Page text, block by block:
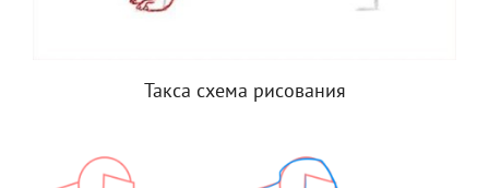
Такса схема рисования